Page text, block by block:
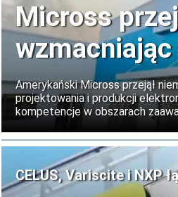
Micross
Europie
Amerykański Micross przejął
projektowania i produkcji
kompetencje w obszarach
mają zwiększyć europejskie
CELUS, Variscite i NXP